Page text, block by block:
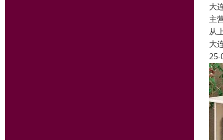
大
主
从
大
25-